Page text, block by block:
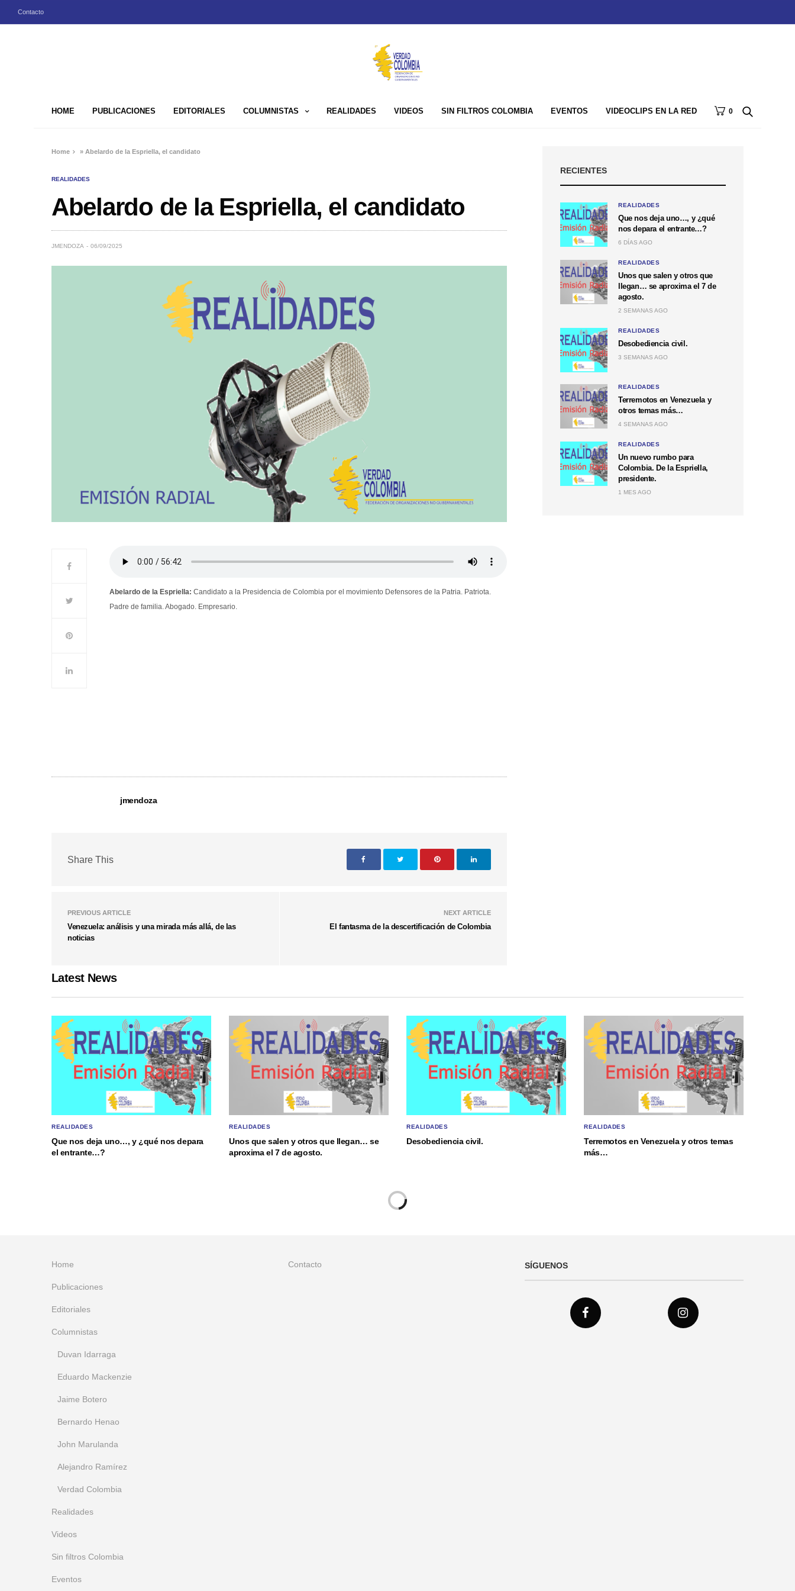
Contacto
HOME PUBLICACIONES EDITORIALES COLUMNISTAS REALIDADES VIDEOS SIN FILTROS COLOMBIA EVENTOS VIDEOCLIPS EN LA RED 0
Home » Abelardo de la Espriella, el candidato
REALIDADES
Abelardo de la Espriella, el candidato
JMENDOZA 06/09/2025
Abelardo de la Espriella: Candidato a la Presidencia de Colombia por el movimiento Defensores de la Patria. Patriota.
Padre de familia. Abogado. Empresario.
jmendoza
Share This
PREVIOUS ARTICLE
Venezuela: análisis y una mirada más allá, de las
noticias
NEXT ARTICLE
El fantasma de la descertificación de Colombia
RECIENTES
REALIDADES
Que nos deja uno…, y ¿qué
nos depara el entrante…?
6 DÍAS AGO
REALIDADES
Unos que salen y otros que
llegan… se aproxima el 7 de
agosto.
2 SEMANAS AGO
REALIDADES
Desobediencia civil.
3 SEMANAS AGO
REALIDADES
Terremotos en Venezuela y
otros temas más…
4 SEMANAS AGO
REALIDADES
Un nuevo rumbo para
Colombia. De la Espriella,
presidente.
1 MES AGO
Latest News
REALIDADES
Que nos deja uno…, y ¿qué nos depara
el entrante…?
REALIDADES
Unos que salen y otros que llegan… se
aproxima el 7 de agosto.
REALIDADES
Desobediencia civil.
REALIDADES
Terremotos en Venezuela y otros temas
más…
Home
Publicaciones
Editoriales
Columnistas
Duvan Idarraga
Eduardo Mackenzie
Jaime Botero
Bernardo Henao
John Marulanda
Alejandro Ramírez
Verdad Colombia
Realidades
Videos
Sin filtros Colombia
Eventos
Contacto SÍGUENOS